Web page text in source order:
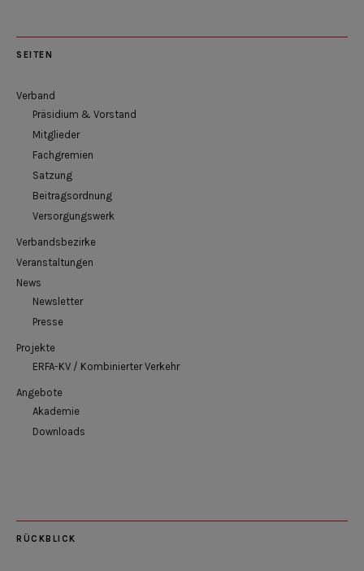
SEITEN
Verband
Präsidium & Vorstand
Mitglieder
Fachgremien
Satzung
Beitragsordnung
Versorgungswerk
Verbandsbezirke
Veranstaltungen
News
Newsletter
Presse
Projekte
ERFA-KV / Kombinierter Verkehr
Angebote
Akademie
Downloads
RÜCKBLICK